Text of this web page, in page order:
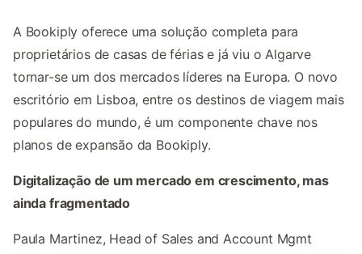
A Bookiply oferece uma solução completa para
proprietários de casas de férias e já viu o Algarve
tornar-se um dos mercados líderes na Europa. O novo
escritório em Lisboa, entre os destinos de viagem mais
populares do mundo, é um componente chave nos
planos de expansão da Bookiply.
Digitalização de um mercado em crescimento, mas
ainda fragmentado
Paula Martinez, Head of Sales and Account Mgmt